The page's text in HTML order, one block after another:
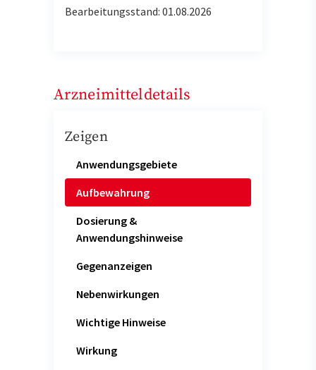
Bearbeitungsstand: 01.08.2026
Arzneimitteldetails
Zeigen
Anwendungsgebiete
Aufbewahrung
Dosierung &
Anwendungshinweise
Gegenanzeigen
Nebenwirkungen
Wichtige Hinweise
Wirkung